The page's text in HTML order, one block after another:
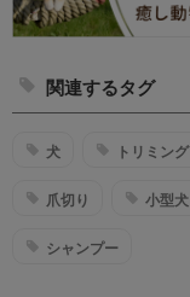
関連するタグ
犬 トリミング
爪切り 小型犬
シャンプー